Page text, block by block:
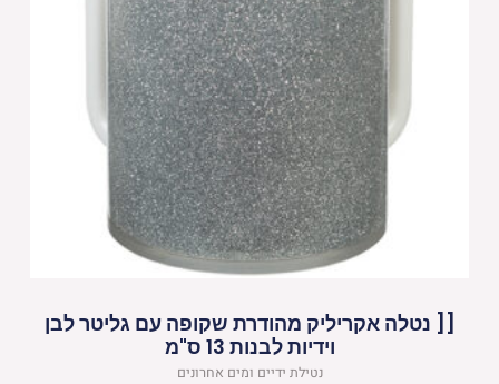
[[ נטלה אקריליק מהודרת שקופה עם גליטר לבן
וידיות לבנות 13 ס"מ
נטילת ידיים ומים אחרונים